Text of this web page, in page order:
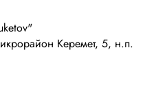
Керемет, 5, н.п.